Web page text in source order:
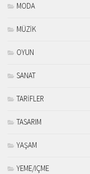
MODA
MÜZİK
OYUN
SANAT
TARİFLER
TASARIM
YAŞAM
YEME/IÇME